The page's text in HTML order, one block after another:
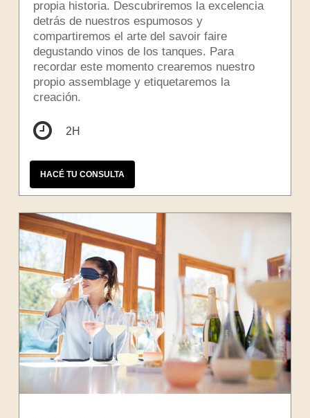
propia historia. Descubriremos la excelencia
detrás de nuestros espumosos y
compartiremos el arte del savoir faire
degustando vinos de los tanques. Para
recordar este momento crearemos nuestro
propio assemblage y etiquetaremos la
creación.
2H
HACÉ TU CONSULTA